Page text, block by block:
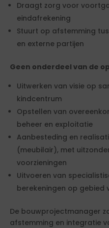
Draagt zorg voor
eindafrekening
Stuurt op afstemming
en externe partijen
Geen onderdeel van de
Uitwerken van visie op
kindcentrum
Opstellen van
beheer en exploitatie
Aanbesteding en
(meubilair), met
voorzieningen
Uitvoeren van
berekeningen op gebied
De bouwprojectmanager
afstemming en integratie